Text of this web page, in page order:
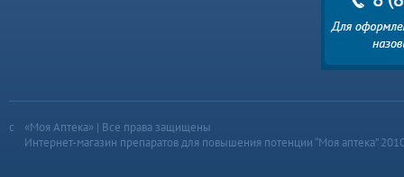
«Моя Аптека» | Все права защищены
Интернет-магазин препаратов для повышения потенции “Моя аптека”